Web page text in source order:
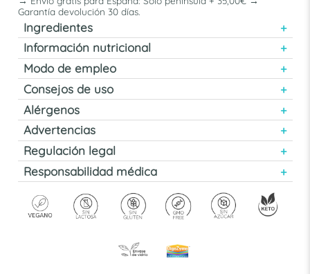
Garantía devolución 30 días.
Ingredientes
Información nutricional
Modo de empleo
Consejos de uso
Alérgenos
Advertencias
Regulación legal
Responsabilidad médica